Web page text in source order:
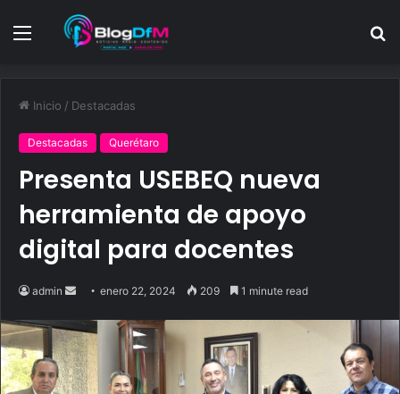
Menu
Inicio / Destacadas
Destacadas Querétaro
Presenta USEBEQ nueva
herramienta de apoyo
digital para docentes
admin
Send
email
enero 22, 2024 209 1 minute read